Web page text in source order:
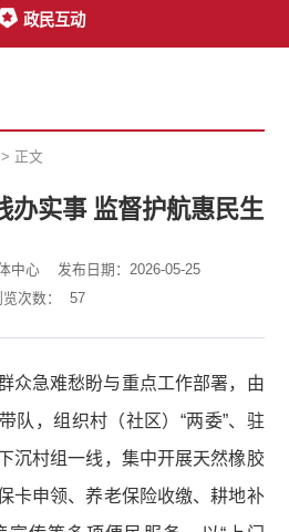
政民互动
> 正文
办实事 监督护航惠民生
中心
发布日期：2026-05-25
次数：
57
众急难愁盼与重点工作部署，由
队，组织村（社区）“两委”、驻
沉村组一线，集中开展天然橡胶
卡申领、养老保险收缴、耕地补